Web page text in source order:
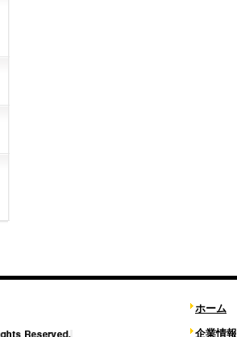
ホーム
企業情報